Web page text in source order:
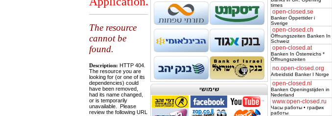
שימושי
times
open-closed.se
Banker Öppettider i
Sverige
open-closed.ch
Öffnungszeiten Banken In
Schweiz
open-closed.at
Banken In Österreichs *
Öffnungszeiten
no.open-closed.org
Arbeidstid Banker I Norge
open-closed.nl
Banken Openingstijden in
Nederland
www.open-closed.ru
Часы работы • график
работы